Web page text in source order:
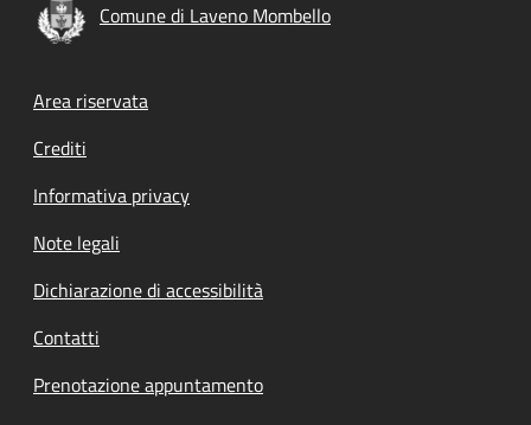
Comune di Laveno Mombello
Footer menu
Area riservata
Crediti
Informativa privacy
Note legali
Dichiarazione di accessibilità
Contatti
Prenotazione appuntamento